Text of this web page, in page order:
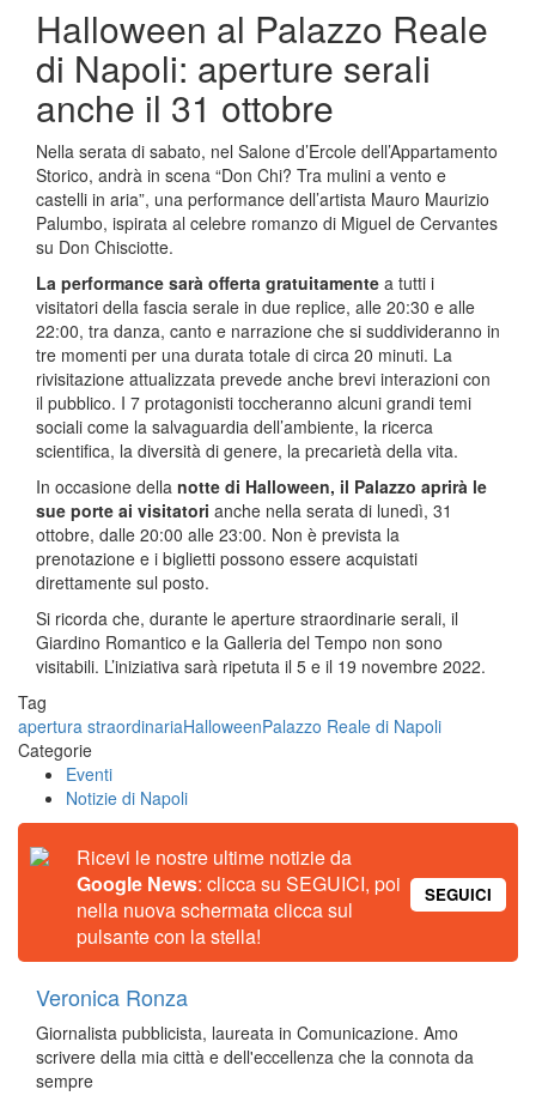
Halloween al Palazzo Reale
di Napoli: aperture serali
anche il 31 ottobre
Nella serata di sabato, nel Salone d’Ercole dell’Appartamento
Storico, andrà in scena “Don Chi? Tra mulini a vento e
castelli in aria”, una performance dell’artista Mauro Maurizio
Palumbo, ispirata al celebre romanzo di Miguel de Cervantes
su Don Chisciotte.
La performance sarà offerta gratuitamente a tutti i
visitatori della fascia serale in due replice, alle 20:30 e alle
22:00, tra danza, canto e narrazione che si suddivideranno in
tre momenti per una durata totale di circa 20 minuti. La
rivisitazione attualizzata prevede anche brevi interazioni con
il pubblico. I 7 protagonisti toccheranno alcuni grandi temi
sociali come la salvaguardia dell’ambiente, la ricerca
scientifica, la diversità di genere, la precarietà della vita.
In occasione della notte di Halloween, il Palazzo aprirà le
sue porte ai visitatori anche nella serata di lunedì, 31
ottobre, dalle 20:00 alle 23:00. Non è prevista la
prenotazione e i biglietti possono essere acquistati
direttamente sul posto.
Si ricorda che, durante le aperture straordinarie serali, il
Giardino Romantico e la Galleria del Tempo non sono
visitabili. L’iniziativa sarà ripetuta il 5 e il 19 novembre 2022.
Tag
apertura straordinariaHalloweenPalazzo Reale di Napoli
Categorie
Eventi
Notizie di Napoli
Ricevi le nostre ultime notizie da
Google News: clicca su SEGUICI, poi
nella nuova schermata clicca sul
pulsante con la stella!
SEGUICI
Veronica Ronza
Giornalista pubblicista, laureata in Comunicazione. Amo
scrivere della mia città e dell'eccellenza che la connota da
sempre